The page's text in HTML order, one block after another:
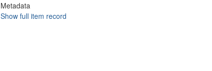
Metadata
Show full item record